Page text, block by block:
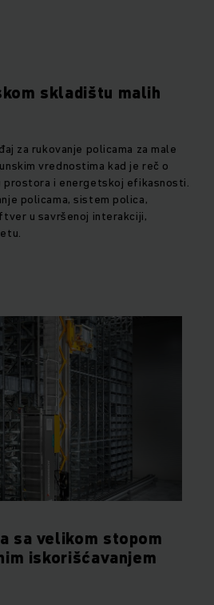
skladištu malih
za rukovanje policama za male
vrednostima kad je reč o
prostora i energetskoj efikasnosti.
policama, sistem polica,
u savršenoj interakciji,
sa velikom stopom
iskorišćavanjem